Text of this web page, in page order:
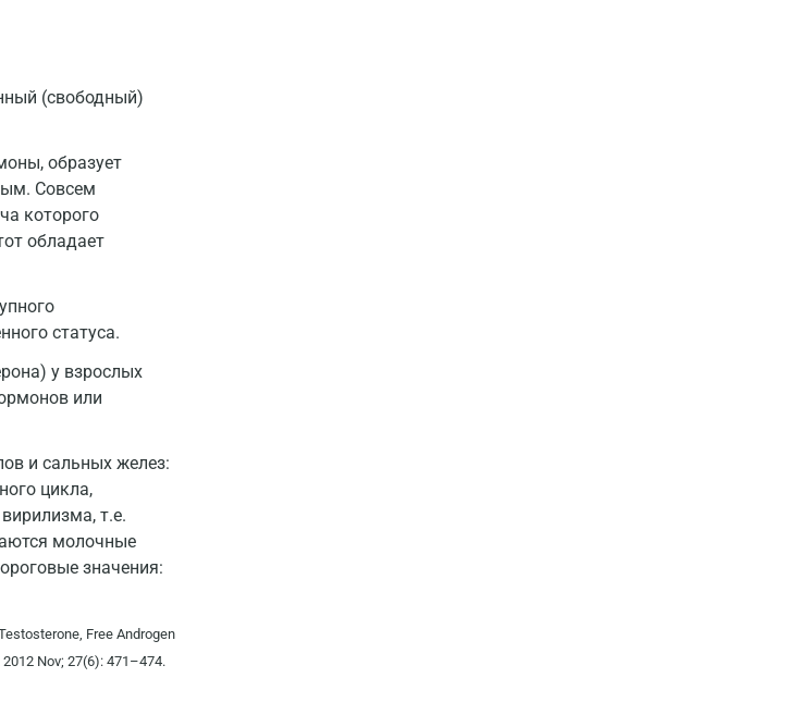
(свободный)
образует
Совсем
которого
обладает
статуса.
у взрослых
или
и сальных желез:
цикла,
т.е.
молочные
значения:
Free Androgen
Nov; 27(6): 471–474.